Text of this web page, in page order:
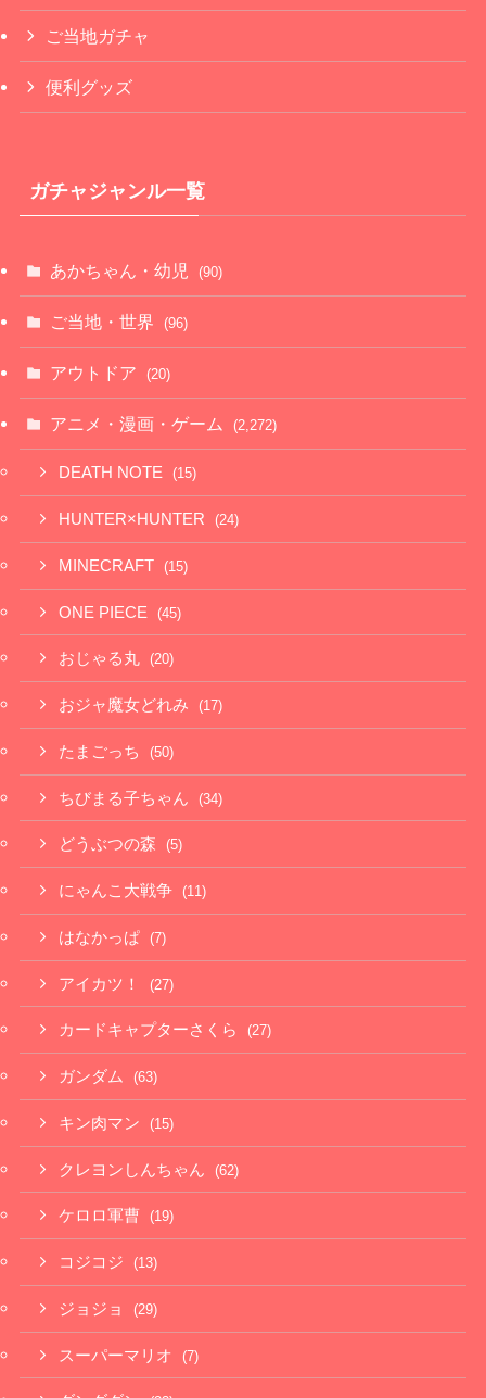
ご当地ガチャ
便利グッズ
ガチャジャンル一覧
あかちゃん・幼児 (90)
ご当地・世界 (96)
アウトドア (20)
アニメ・漫画・ゲーム (2,272)
DEATH NOTE (15)
HUNTER×HUNTER (24)
MINECRAFT (15)
ONE PIECE (45)
おじゃる丸 (20)
おジャ魔女どれみ (17)
たまごっち (50)
ちびまる子ちゃん (34)
どうぶつの森 (5)
にゃんこ大戦争 (11)
はなかっぱ (7)
アイカツ！ (27)
カードキャプターさくら (27)
ガンダム (63)
キン肉マン (15)
クレヨンしんちゃん (62)
ケロロ軍曹 (19)
コジコジ (13)
ジョジョ (29)
スーパーマリオ (7)